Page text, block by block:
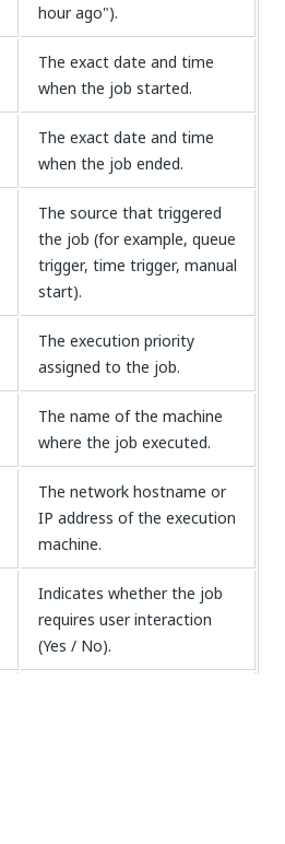
hour ago").
The exact date and time
when the job started.
The exact date and time
when the job ended.
The source that triggered
the job (for example, queue
trigger, time trigger, manual
start).
The execution priority
assigned to the job.
The name of the machine
where the job executed.
The network hostname or
IP address of the execution
machine.
Indicates whether the job
requires user interaction
(Yes / No).